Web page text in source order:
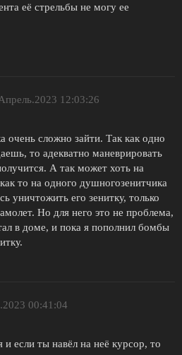
её стрельбы не могу ее
12:03:26
очень сложно зайти. Так как одно
то адекватно маневрировать
А так может хоть на
то на одного душногозенитчика
уничтожить его зенитку, только
Но для него это не проблема,
в доме, и пока я пополнил бомбы
00:41:04
если ты навёл на неё курсор, то